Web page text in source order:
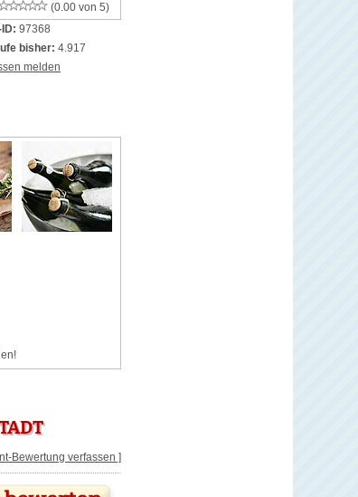
(0.00 von 5)
97368
bisher: 4.917
melden
Bewertung verfassen ]